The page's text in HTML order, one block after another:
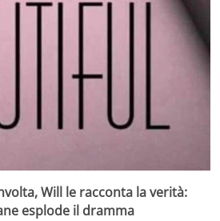
Will le racconta la verità:
esplode il dramma